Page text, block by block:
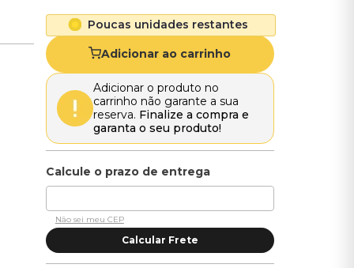
Poucas unidades restantes
Adicionar ao carrinho
Adicionar o produto no
carrinho não garante a sua
reserva. Finalize a compra e
garanta o seu produto!
Não sei meu CEP